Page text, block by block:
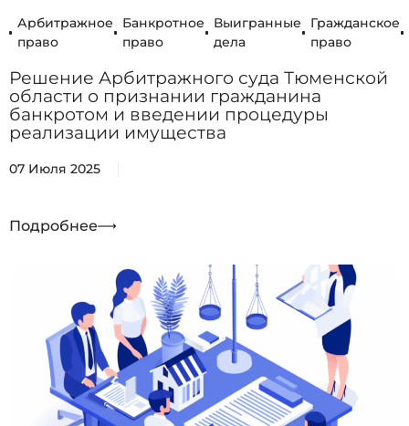
Арбитражное
право
Банкротное
право
Выигранные
дела
Гражданское
право
Решение Арбитражного суда Тюменской
области о признании гражданина
банкротом и введении процедуры
реализации имущества
07 Июля 2025
Подробнее